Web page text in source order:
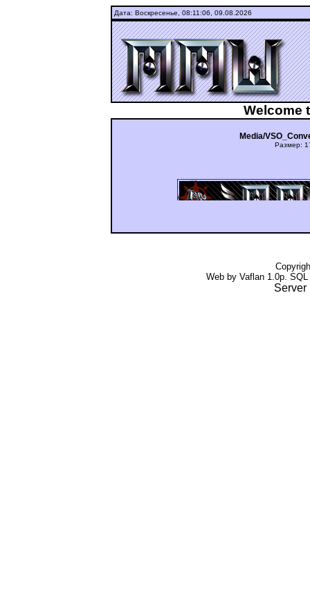
Дата: Воскресенье, 08:11:06, 09.08.2026
Welcome
Media/
Размер:
Web by Vaflan 1.0p.
Server